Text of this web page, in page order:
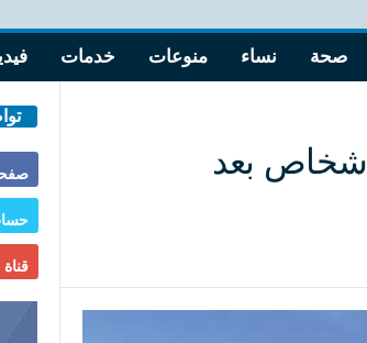
صحة نساء منوعات خدمات
بعد